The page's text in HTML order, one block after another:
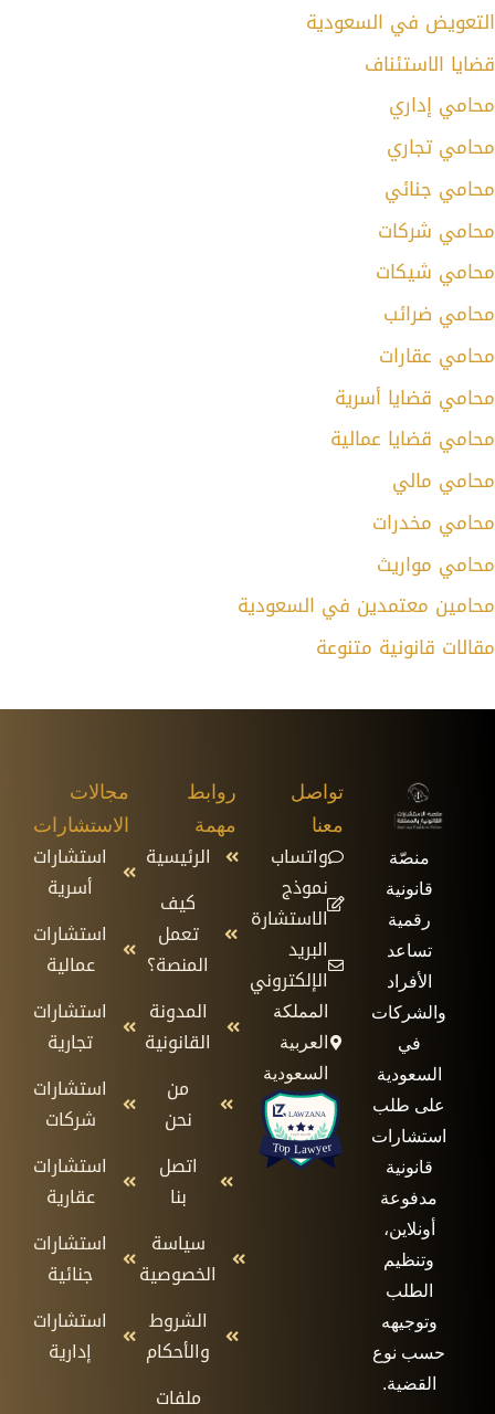
التعويض في السعودية
قضايا الاستئناف
محامي إداري
محامي تجاري
محامي جنائي
محامي شركات
محامي شيكات
محامي ضرائب
محامي عقارات
محامي قضايا أسرية
محامي قضايا عمالية
محامي مالي
محامي مخدرات
محامي مواريث
محامين معتمدين في السعودية
مقالات قانونية متنوعة
منصّة
قانونية
رقمية
تساعد
الأفراد
والشركات
في
السعودية
على طلب
استشارات
قانونية
مدفوعة
أونلاين،
وتنظيم
الطلب
وتوجيهه
حسب نوع
القضية.
روابط
مهمة
الرئيسية
كيف
تعمل
المنصة؟
المدونة
القانونية
من
نحن
اتصل
بنا
سياسة
الخصوصية
الشروط
والأحكام
ملفات
مجالات
الاستشارات
استشارات
أسرية
استشارات
عمالية
استشارات
تجارية
استشارات
شركات
استشارات
عقارية
استشارات
جنائية
استشارات
إدارية
تواصل
معنا
واتساب
نموذج
الاستشارة
البريد
الإلكتروني
المملكة
العربية
السعودية